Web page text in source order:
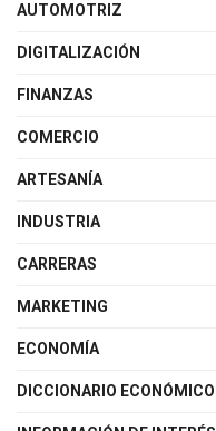
AUTOMOTRIZ
DIGITALIZACIÓN
FINANZAS
COMERCIO
ARTESANÍA
INDUSTRIA
CARRERAS
MARKETING
ECONOMÍA
DICCIONARIO ECONÓMICO